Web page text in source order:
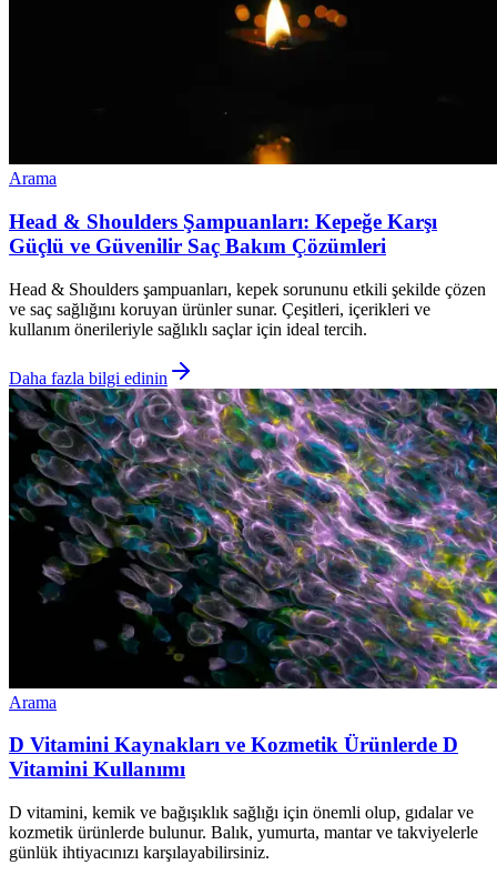
Arama
Head & Shoulders Şampuanları: Kepeğe Karşı
Güçlü ve Güvenilir Saç Bakım Çözümleri
Head & Shoulders şampuanları, kepek sorununu etkili şekilde çözen
ve saç sağlığını koruyan ürünler sunar. Çeşitleri, içerikleri ve
kullanım önerileriyle sağlıklı saçlar için ideal tercih.
Daha fazla bilgi edinin
Arama
D Vitamini Kaynakları ve Kozmetik Ürünlerde D
Vitamini Kullanımı
D vitamini, kemik ve bağışıklık sağlığı için önemli olup, gıdalar ve
kozmetik ürünlerde bulunur. Balık, yumurta, mantar ve takviyelerle
günlük ihtiyacınızı karşılayabilirsiniz.